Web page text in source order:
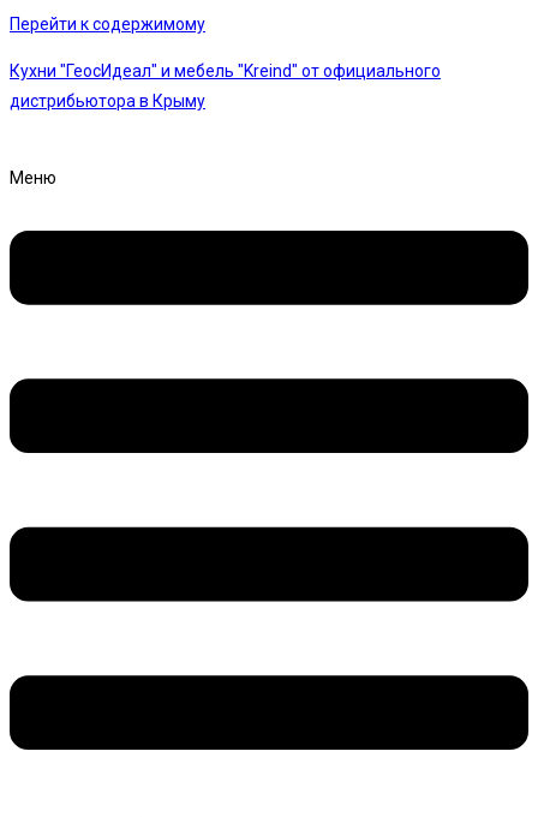
Перейти к содержимому
Кухни "ГеосИдеал" и мебель "Kreind" от официального
дистрибьютора в Крыму
Меню